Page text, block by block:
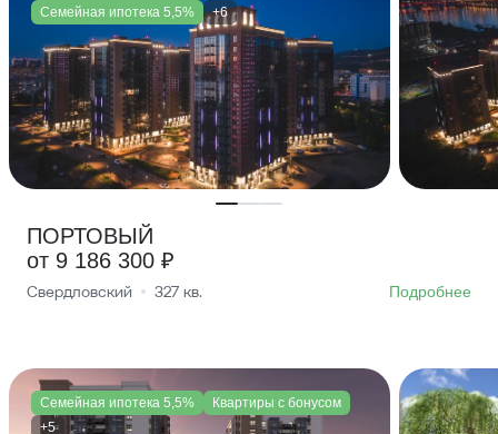
Семейная ипотека 5,5%
+6
ПОРТОВЫЙ
от 9 186 300 ₽
Свердловский 327 кв. Подробнее
Семейная ипотека 5,5%
Квартиры с бонусом
+5